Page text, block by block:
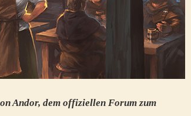
Andor, dem offiziellen Forum zum